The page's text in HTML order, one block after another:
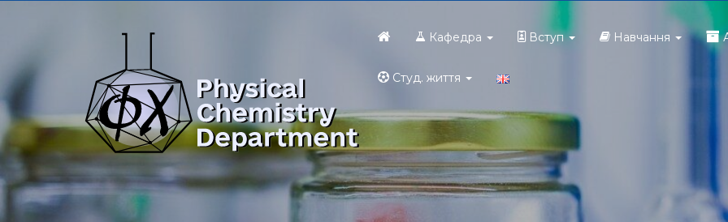
ГоловнаКафедра Вступ Навчання
Студ. життя